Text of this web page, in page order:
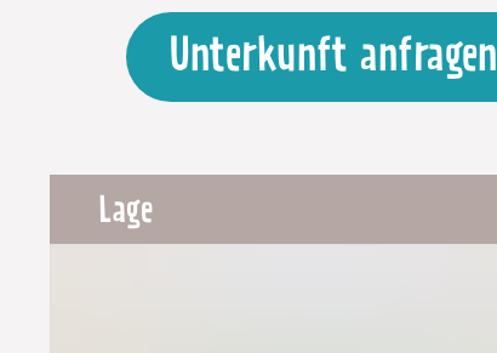
Unterkunft anfragen
Lage